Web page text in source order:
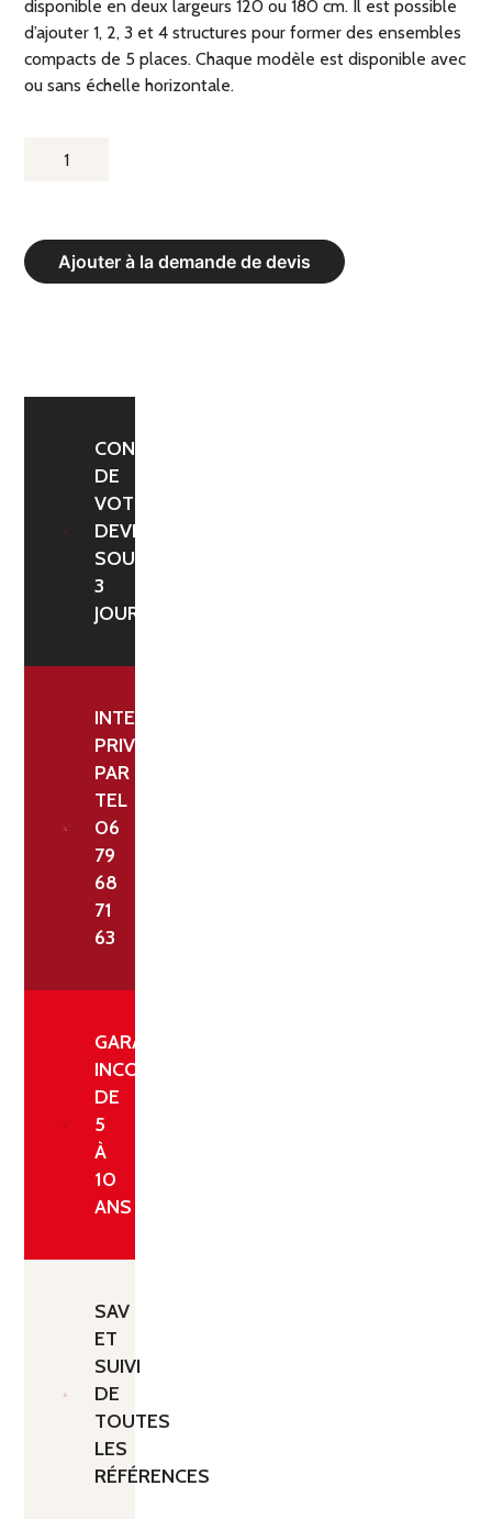
disponible en deux largeurs 120 ou 180 cm. Il est possible
d’ajouter 1, 2, 3 et 4 structures pour former des ensembles
compacts de 5 places. Chaque modèle est disponible avec
ou sans échelle horizontale.
Ajouter à la demande de devis
QUANTITÉ
CF
3
CONFIRMATION
DE
VOTRE
DEVIS
SOUS
3
JOURS
INTERLOCUTEUR
PRIVILÉGIÉ
PAR
TEL
06
79
68
71
63
GARANTIE
INCONDITIONNELLE
DE
5
À
10
ANS
SAV
ET
SUIVI
DE
TOUTES
LES
RÉFÉRENCES